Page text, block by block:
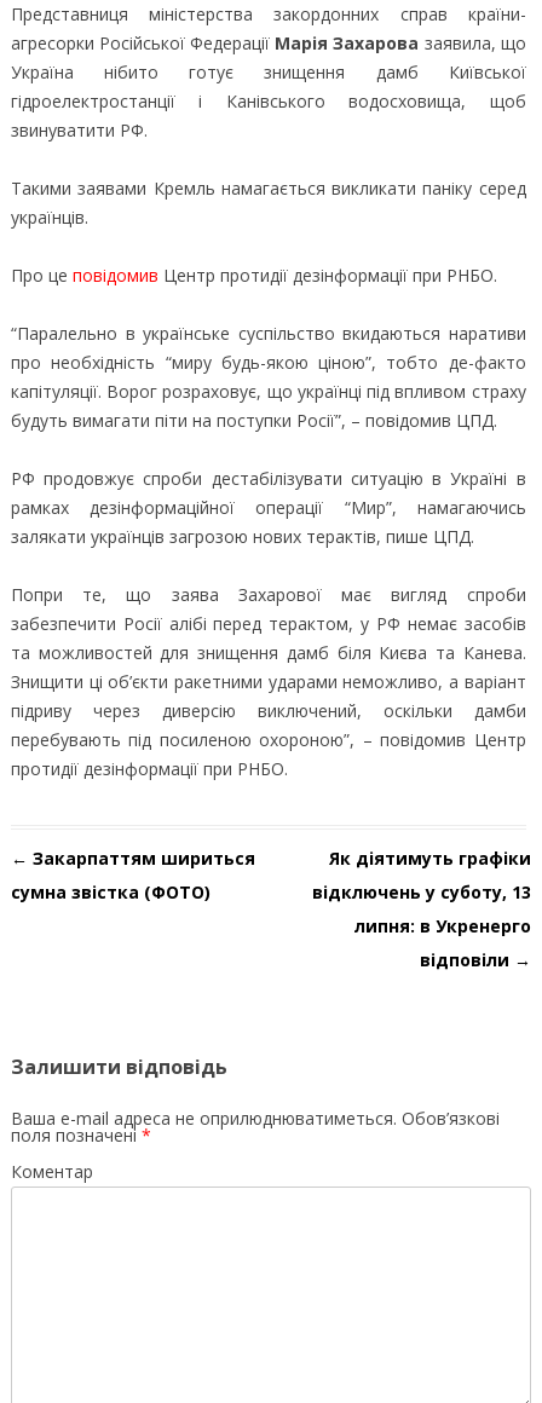
Представниця міністерства закордонних справ країни-
агресорки Російської Федерації Марія Захарова заявила, що
Україна нібито готує знищення дамб Київської
гідроелектростанції і Канівського водосховища, щоб
звинуватити РФ.
Такими заявами Кремль намагається викликати паніку серед
українців.
Про це повідомив Центр протидії дезінформації при РНБО.
“Паралельно в українське суспільство вкидаються наративи
про необхідність “миру будь-якою ціною”, тобто де-факто
капітуляції. Ворог розраховує, що українці під впливом страху
будуть вимагати піти на поступки Росії”, – повідомив ЦПД.
РФ продовжує спроби дестабілізувати ситуацію в Україні в
рамках дезінформаційної операції “Мир”, намагаючись
залякати українців загрозою нових терактів, пише ЦПД.
Попри те, що заява Захарової має вигляд спроби
забезпечити Росії алібі перед терактом, у РФ немає засобів
та можливостей для знищення дамб біля Києва та Канева.
Знищити ці об’єкти ракетними ударами неможливо, а варіант
підриву через диверсію виключений, оскільки дамби
перебувають під посиленою охороною”, – повідомив Центр
протидії дезінформації при РНБО.
Навігація по запису
← Закарпаттям шириться
сумна звістка (ФОТО)
Як діятимуть графіки
відключень у суботу, 13
липня: в Укренерго
відповіли →
Залишити відповідь
Ваша e-mail адреса не оприлюднюватиметься. Обов’язкові
поля позначені *
Коментар